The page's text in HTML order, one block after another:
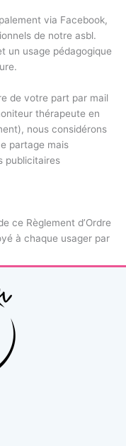
via Facebook,
de notre asbl.
un usage pédagogique
de votre part par mail
thérapeute en
nous considérons
partage mais
publicitaires
ce Règlement d’Ordre
à chaque usager par